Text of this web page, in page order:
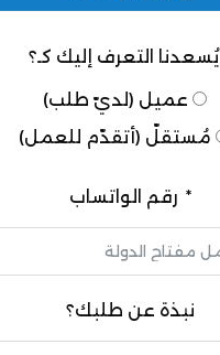
يُسعدنا التعرف إليك كـ؟
عميل (لديّ طلب)
مُستقلّ (أتقدّم للعمل)
رقم الواتساب
نبذة عن طلبك؟